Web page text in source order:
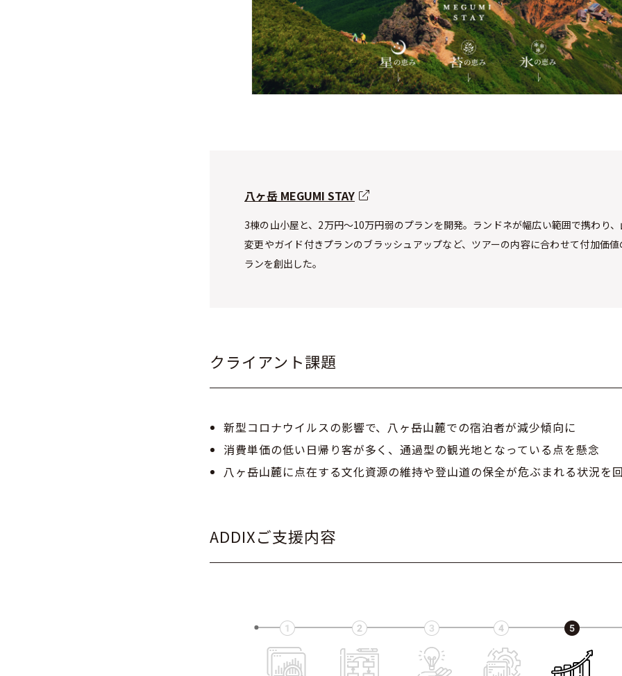
八ヶ岳 MEGUMI STAY
3棟の山小屋と、2万円～10万円弱のプランを開発。ランドネが幅広い範囲で携わり
変更やガイド付きプランのブラッシュアップなど、ツアーの内容に合わせて付加価
ランを創出した。
クライアント課題
新型コロナウイルスの影響で、八ヶ岳山麓での宿泊者が減少傾向に
消費単価の低い日帰り客が多く、通過型の観光地となっている点を懸念
八ヶ岳山麓に点在する文化資源の維持や登山道の保全が危ぶまれる状況を
ADDIXご支援内容